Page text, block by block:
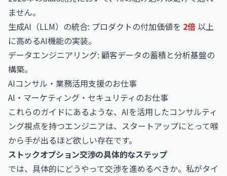
ません。
生成AI（LLM）の統合: プロダクトの付加価値を 2倍 以上
に高めるAI機能の実装。
データエンジニアリング: 顧客データの蓄積と分析基盤の
構築。
AIコンサル・業務活用支援のお仕事
AI・マーケティング・セキュリティのお仕事
これらのガイドにあるような、AIを活用したコンサルティ
ング視点を持つエンジニアは、スタートアップにとって喉
から手が出るほど欲しい存在です。
ストックオプション交渉の具体的なステップ
では、具体的にどうやって交渉を進めるべきか。私がタイ